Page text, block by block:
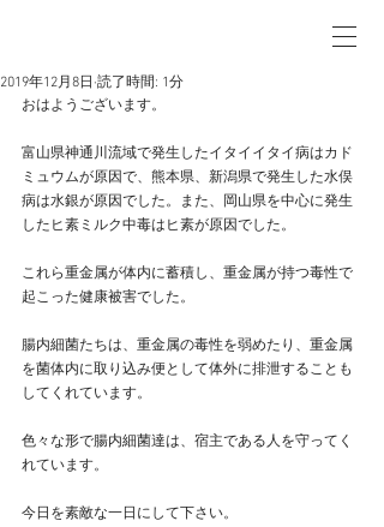
2019年12月8日 読了時間: 1分
おはようございます。
富山県神通川流域で発生したイタイイタイ病はカド
ミュウムが原因で、熊本県、新潟県で発生した水俣
病は水銀が原因でした。また、岡山県を中心に発生
したヒ素ミルク中毒はヒ素が原因でした。
これら重金属が体内に蓄積し、重金属が持つ毒性で
起こった健康被害でした。
腸内細菌たちは、重金属の毒性を弱めたり、重金属
を菌体内に取り込み便として体外に排泄することも
してくれています。
色々な形で腸内細菌達は、宿主である人を守ってく
れています。
今日を素敵な一日にして下さい。